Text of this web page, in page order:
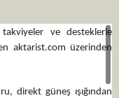
ve desteklerle
aktarist.com üzerinden
direkt güneş ışığından